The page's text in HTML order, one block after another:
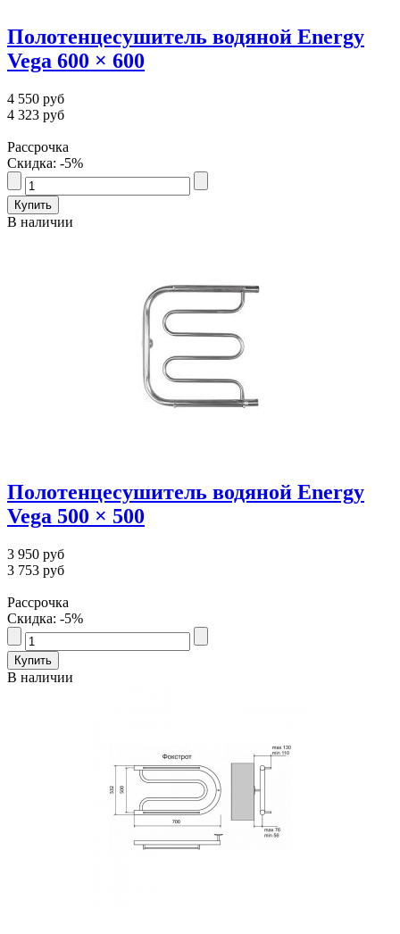
Полотенцесушитель водяной Energy
Vega 600 × 600
4 550 руб
4 323 руб
Рассрочка
Скидка: -5%
В наличии
Полотенцесушитель водяной Energy
Vega 500 × 500
3 950 руб
3 753 руб
Рассрочка
Скидка: -5%
В наличии